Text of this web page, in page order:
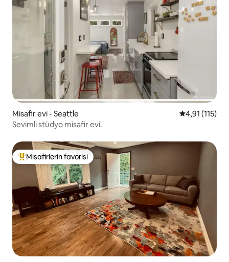
Misafir evi - Seattle 5 üzerinden
4,91 (115)
Sevimli stüdyo misafir evi.
Misafirlerin favorilerinden en beğenilenler arasında
Misafirlerin favorisi